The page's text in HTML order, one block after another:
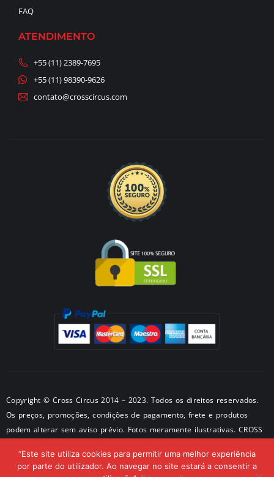
FAQ
ATENDIMENTO
+55 (11) 2389-7695
+55 (11) 98390-9626
contato@crosscircus.com
Copyright © Cross Circus 2014 – 2023. Todos os direitos reservados.
Os preços, promoções, condições de pagamento, frete e produtos
podem alterar sem aviso prévio. Fotos meramente ilustrativas. CROSS
Endereço: São Paulo – SP
“Este site utiliza cookies para permitir uma melhor experiência
por parte do utilizador. Ao navegar no site estará a consentir a